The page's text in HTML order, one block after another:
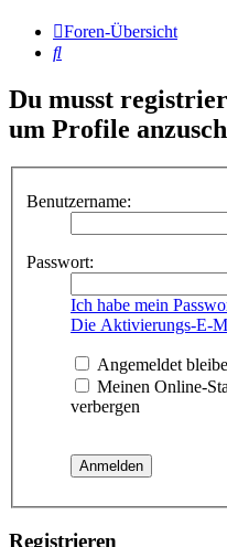
Foren-Übersicht
Suche
Du musst
um Profile
Benutzername:
Passwort:
Ich habe mein
Die Aktivierungs-E-
Angemeldet
Meinen Online-
verbergen
Registrieren